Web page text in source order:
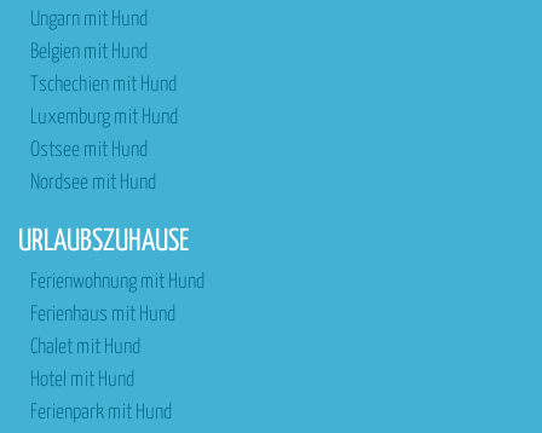
Ungarn mit Hund
Belgien mit Hund
Tschechien mit Hund
Luxemburg mit Hund
Ostsee mit Hund
Nordsee mit Hund
URLAUBSZUHAUSE
Ferienwohnung mit Hund
Ferienhaus mit Hund
Chalet mit Hund
Hotel mit Hund
Ferienpark mit Hund